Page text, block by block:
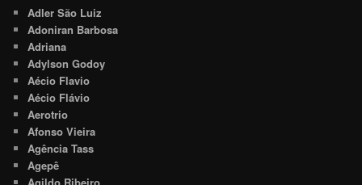
Adler São Luiz
Adoniran Barbosa
Adriana
Adylson Godoy
Aécio Flavio
Aécio Flávio
Aerotrio
Afonso Vieira
Agência Tass
Agepê